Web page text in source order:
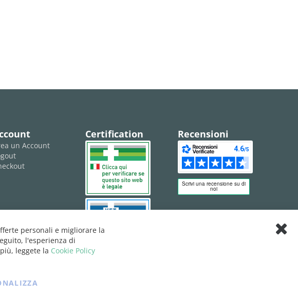
un Account
Certification Recensioni
personali e migliorare la
l'esperienza di
leggete la Cookie Policy